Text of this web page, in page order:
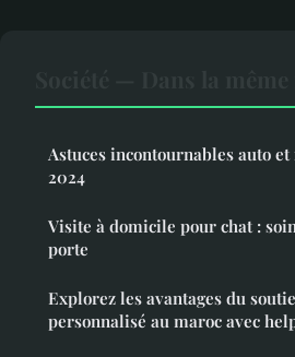
Astuces incontournables auto
2024
Visite à domicile pour chat :
porte
Explorez les avantages du
personnalisé au maroc avec